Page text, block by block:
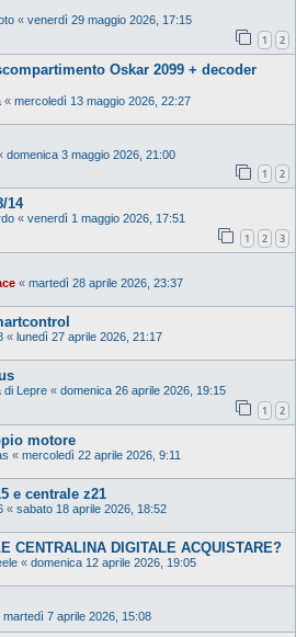
« venerdì 29 maggio 2026, 17:15
1 2
Oskar 2099 + decoder
« mercoledì 13 maggio 2026, 22:27
domenica 3 maggio 2026, 21:00
1 2
14
« venerdì 1 maggio 2026, 17:51
1 2 3
« martedì 28 aprile 2026, 23:37
« lunedì 27 aprile 2026, 21:17
di Lepre « domenica 26 aprile 2026, 19:15
1 2
motore
« mercoledì 22 aprile 2026, 9:11
e centrale z21
« sabato 18 aprile 2026, 18:52
CENTRALINA DIGITALE ACQUISTARE?
« domenica 12 aprile 2026, 19:05
martedì 7 aprile 2026, 15:08